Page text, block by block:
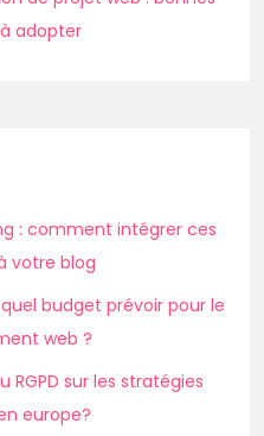
adopter
: comment intégrer ces
votre blog
budget prévoir pour le
web ?
sur les stratégies
europe?